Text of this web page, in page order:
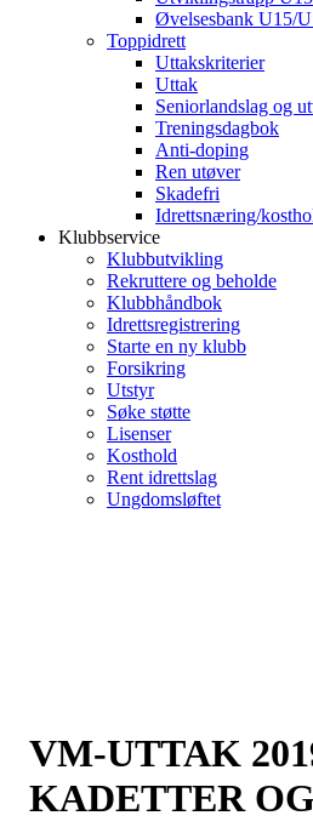
Øvelsesbank U15/
Toppidrett
Uttakskriterier
Uttak
Seniorlandslag og
Treningsdagbok
Anti-doping
Ren utøver
Skadefri
Idrettsnæring/
Klubbservice
Klubbutvikling
Rekruttere og beholde
Klubbhåndbok
Idrettsregistrering
Starte en ny klubb
Forsikring
Utstyr
Søke støtte
Lisenser
Kosthold
Rent idrettslag
Ungdomsløftet
VM-UTTAK
KADETTER